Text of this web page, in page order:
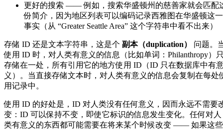
更好的搜索 —— 例如，搜索华盛顿州的慈善家就会匹配
份简介，因为地区列表可以编码记录西雅图在华盛顿这一
事实（从 “Greater Seattle Area” 这个字符串中看不出来）
存储 ID 还是文本字符串，这是个 副本（duplication）
问题。
使用 ID 时，对人类有意义的信息（比如单词：Philanthropy）
存储在一处，所有引用它的地方使用 ID（ID 只在数据库中有
义）。当直接存储文本时，对人类有意义的信息会复制在每处
用记录中。
使用 ID 的好处是，ID 对人类没有任何意义，因而永远不需要
变：ID 可以保持不变，即使它标识的信息发生变化。任何对人
类有意义的东西都可能需要在将来某个时候改变 —— 如果这些